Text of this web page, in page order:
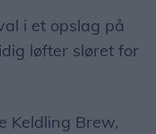
i et opslag på
løfter sløret for
Keldling Brew,